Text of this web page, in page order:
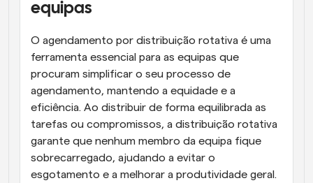
equipas
O agendamento por distribuição rotativa é uma
ferramenta essencial para as equipas que
procuram simplificar o seu processo de
agendamento, mantendo a equidade e a
eficiência. Ao distribuir de forma equilibrada as
tarefas ou compromissos, a distribuição rotativa
garante que nenhum membro da equipa fique
sobrecarregado, ajudando a evitar o
esgotamento e a melhorar a produtividade geral.